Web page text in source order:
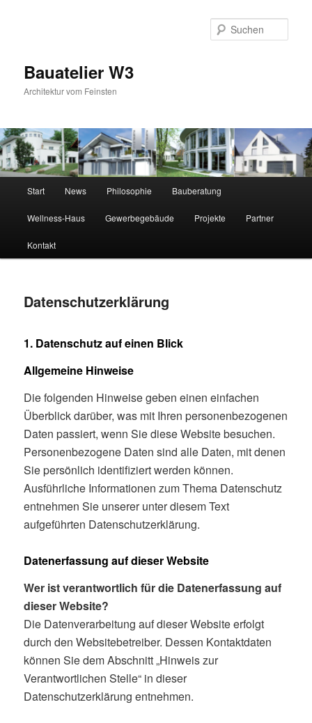
springenBauatelier W3
Architektur vom Feinsten
Hauptmenü
Start News Philosophie Bauberatung
Wellness-Haus Gewerbegebäude Projekte Partner
Kontakt
Datenschutzerklärung
1. Datenschutz auf einen Blick
Allgemeine Hinweise
Die folgenden Hinweise geben einen einfachen
Überblick darüber, was mit Ihren personenbezogenen
Daten passiert, wenn Sie diese Website besuchen.
Personenbezogene Daten sind alle Daten, mit denen
Sie persönlich identifiziert werden können.
Ausführliche Informationen zum Thema Datenschutz
entnehmen Sie unserer unter diesem Text
aufgeführten Datenschutzerklärung.
Datenerfassung auf dieser Website
Wer ist verantwortlich für die Datenerfassung auf
dieser Website?
Die Datenverarbeitung auf dieser Website erfolgt
durch den Websitebetreiber. Dessen Kontaktdaten
können Sie dem Abschnitt „Hinweis zur
Verantwortlichen Stelle“ in dieser
Datenschutzerklärung entnehmen.